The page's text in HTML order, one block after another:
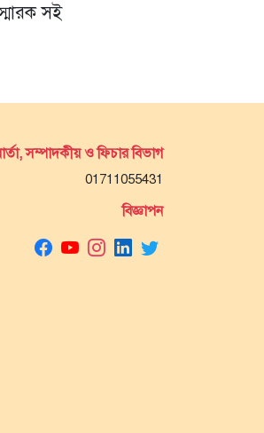
সই
সম্পাদকীয় ও ফিচার বিভাগ
01711055431
বিজ্ঞাপন